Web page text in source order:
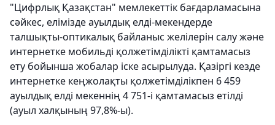
"Цифрлық Қазақстан" мемлекеттік бағдарламасына
сәйкес, елімізде ауылдық елді-мекендерде
талшықты-оптикалық байланыс желілерін салу және
интернетке мобильді қолжетімділікті қамтамасыз
ету бойынша жобалар іске асырылуда. Қазіргі кезде
интернетке кеңжолақты қолжетімділікпен 6 459
ауылдық елді мекеннің 4 751-і қамтамасыз етілді
(ауыл халқының 97,8%-ы).